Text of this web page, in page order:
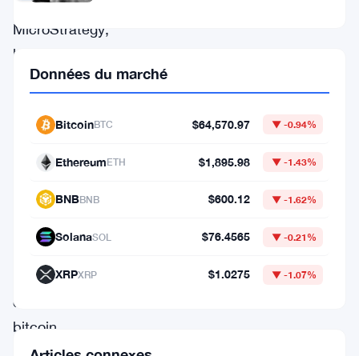
MicroStrategy,
la
société
logiciels
Michael
Saylor,
défenseur
du
bitcoin,
Données du marché
BitcoinBTC $64,570.97 ▼ -0.94%
EthereumETH $1,895.98 ▼ -1.43%
BNBBNB $600.12 ▼ -1.62%
SolanaSOL $76.4565 ▼ -0.21%
XRPXRP $1.0275 ▼ -1.07%